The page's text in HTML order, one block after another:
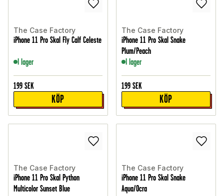
The Case Factory
iPhone 11 Pro Skal Fly Calf Celeste
I lager
199 SEK
KÖP
The Case Factory
iPhone 11 Pro Skal Snake
Plum/Peach
I lager
199 SEK
KÖP
The Case Factory
iPhone 11 Pro Skal Python
Multicolor Sunset Blue
The Case Factory
iPhone 11 Pro Skal Snake
Aqua/Ocra